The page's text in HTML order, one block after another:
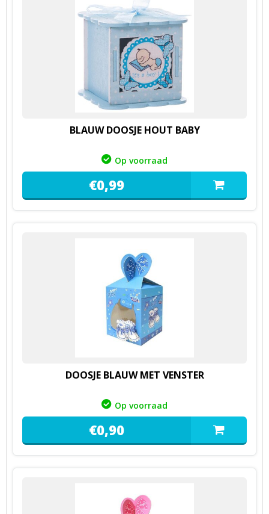
BLAUW DOOSJE HOUT BABY
Op voorraad
€0,99
DOOSJE BLAUW MET VENSTER
Op voorraad
€0,90